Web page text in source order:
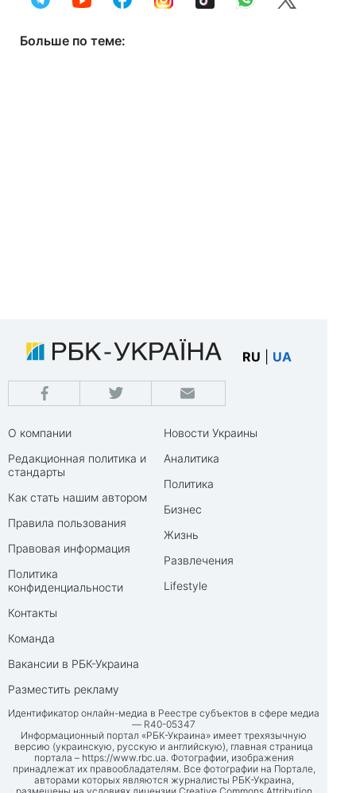
Больше по теме:
RU UA
О компании
Редакционная политика и
стандарты
Как стать нашим автором
Правила пользования
Правовая информация
Политика
конфиденциальности
Контакты
Команда
Вакансии в РБК-Украина
Разместить рекламу
Новости Украины
Аналитика
Политика
Бизнес
Жизнь
Развлечения
Lifestyle
Идентификатор онлайн-медиа в Реестре субъектов в сфере медиа
— R40-05347
Информационный портал «РБК-Украина» имеет трехязычную
версию (украинскую, русскую и английскую), главная страница
портала – https://www.rbc.ua. Фотографии, изображения
принадлежат их правообладателям. Все фотографии на Портале,
авторами которых являются журналисты РБК-Украина,